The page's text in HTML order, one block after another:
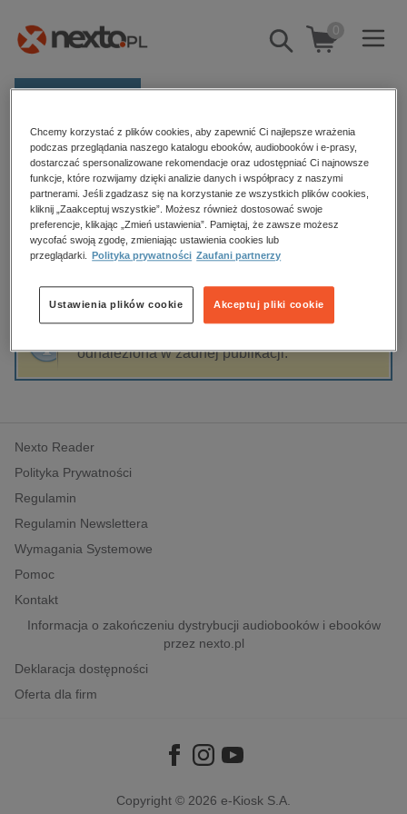
Pokaż/schowaj
wyszukiwarkę
0
Kategorie
Zobacz wszystkie E-prasa
budownictwo, aranżacja wnętrz
biznesowe, branżowe, gospodarka
dzienniki
edukacja
hobby, sport, rozrywka
komputery, internet, technologie, informatyka
polityka, społeczno-informacyjne
psychologiczne
inne
popularno-naukowe
historia
Strona główna Zbigniew Waleryś
Zbigniew Waleryś
Sortowanie Filtrowanie
odnaleziona w żadnej publikacji.
Nexto Reader
Polityka Prywatności
Regulamin
Regulamin Newslettera
Wymagania Systemowe
Pomoc
Kontakt
Informacja o zakończeniu dystrybucji audiobooków i ebooków
przez nexto.pl
Deklaracja dostępności
Oferta dla firm
Copyright © 2026 e-Kiosk S.A.
Chcemy korzystać z plików cookies, aby zapewnić Ci najlepsze wrażenia
podczas przeglądania naszego katalogu ebooków, audiobooków i e-prasy,
dostarczać spersonalizowane rekomendacje oraz udostępniać Ci najnowsze
funkcje, które rozwijamy dzięki analizie danych i współpracy z naszymi
partnerami. Jeśli zgadzasz się na korzystanie ze wszystkich plików cookies,
kliknij „Zaakceptuj wszystkie”. Możesz również dostosować swoje
preferencje, klikając „Zmień ustawienia”. Pamiętaj, że zawsze możesz
wycofać swoją zgodę, zmieniając ustawienia cookies lub
przeglądarki.
Polityka prywatności Zaufani partnerzy
Akceptuj pliki cookie
Ustawienia plików cookie